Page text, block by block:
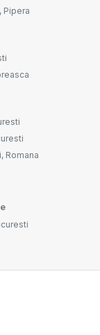
Pipera
Romana